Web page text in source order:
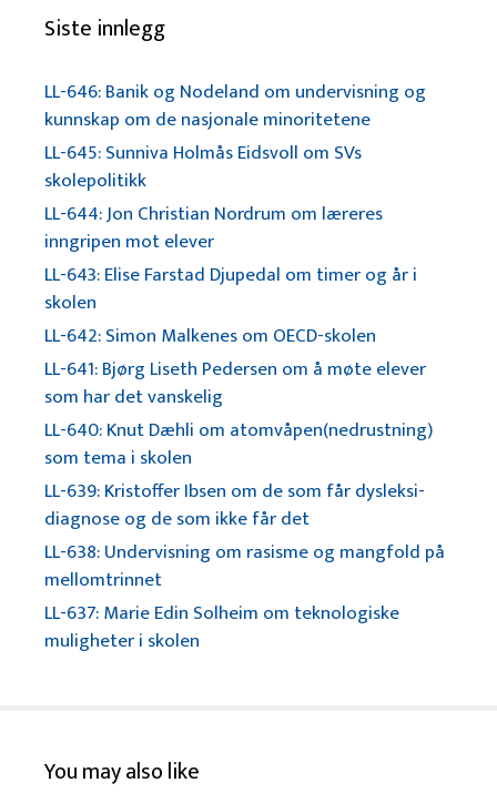
Siste innlegg
LL-646: Banik og Nodeland om undervisning og
kunnskap om de nasjonale minoritetene
LL-645: Sunniva Holmås Eidsvoll om SVs
skolepolitikk
LL-644: Jon Christian Nordrum om læreres
inngripen mot elever
LL-643: Elise Farstad Djupedal om timer og år i
skolen
LL-642: Simon Malkenes om OECD-skolen
LL-641: Bjørg Liseth Pedersen om å møte elever
som har det vanskelig
LL-640: Knut Dæhli om atomvåpen(nedrustning)
som tema i skolen
LL-639: Kristoffer Ibsen om de som får dysleksi-
diagnose og de som ikke får det
LL-638: Undervisning om rasisme og mangfold på
mellomtrinnet
LL-637: Marie Edin Solheim om teknologiske
muligheter i skolen
You may also like